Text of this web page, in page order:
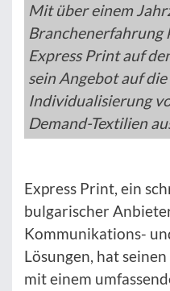
Mit über einem
Branchenerfahrung
Express Print auf
sein Angebot auf
Individualisierung
Demand-Textilien
Express Print, ein
bulgarischer
Kommunikations-
Lösungen, hat
mit einem